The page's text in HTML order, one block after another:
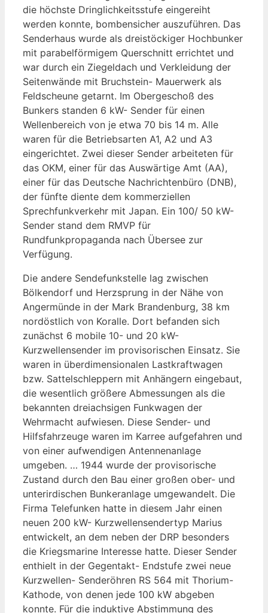
die höchste Dringlichkeitsstufe eingereiht
werden konnte, bombensicher auszuführen. Das
Senderhaus wurde als dreistöckiger Hochbunker
mit parabelförmigem Querschnitt errichtet und
war durch ein Ziegeldach und Verkleidung der
Seitenwände mit Bruchstein- Mauerwerk als
Feldscheune getarnt. Im Obergeschoß des
Bunkers standen 6 kW- Sender für einen
Wellenbereich von je etwa 70 bis 14 m. Alle
waren für die Betriebsarten A1, A2 und A3
eingerichtet. Zwei dieser Sender arbeiteten für
das OKM, einer für das Auswärtige Amt (AA),
einer für das Deutsche Nachrichtenbüro (DNB),
der fünfte diente dem kommerziellen
Sprechfunkverkehr mit Japan. Ein 100/ 50 kW-
Sender stand dem RMVP für
Rundfunkpropaganda nach Übersee zur
Verfügung.
Die andere Sendefunkstelle lag zwischen
Bölkendorf und Herzsprung in der Nähe von
Angermünde in der Mark Brandenburg, 38 km
nordöstlich von Koralle. Dort befanden sich
zunächst 6 mobile 10- und 20 kW-
Kurzwellensender im provisorischen Einsatz. Sie
waren in überdimensionalen Lastkraftwagen
bzw. Sattelschleppern mit Anhängern eingebaut,
die wesentlich größere Abmessungen als die
bekannten dreiachsigen Funkwagen der
Wehrmacht aufwiesen. Diese Sender- und
Hilfsfahrzeuge waren im Karree aufgefahren und
von einer aufwendigen Antennenanlage
umgeben. … 1944 wurde der provisorische
Zustand durch den Bau einer großen ober- und
unterirdischen Bunkeranlage umgewandelt. Die
Firma Telefunken hatte in diesem Jahr einen
neuen 200 kW- Kurzwellensendertyp Marius
entwickelt, an dem neben der DRP besonders
die Kriegsmarine Interesse hatte. Dieser Sender
enthielt in der Gegentakt- Endstufe zwei neue
Kurzwellen- Senderöhren RS 564 mit Thorium-
Kathode, von denen jede 100 kW abgeben
konnte. Für die induktive Abstimmung des